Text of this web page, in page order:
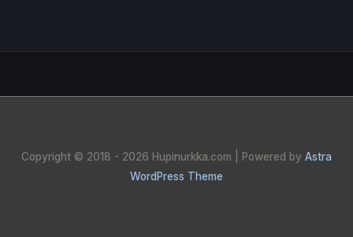
Copyright © 2018 - 2026 Hupinurkka.com | Powered by Astra
WordPress Theme